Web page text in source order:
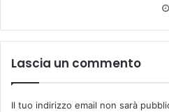
a
a
T
o
Lascia un commento
Il tuo indirizzo email non sarà